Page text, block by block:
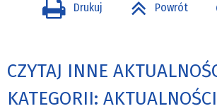
Drukuj Powrót
CZYTAJ INNE
KATEGORII: AKTUALNOŚCI